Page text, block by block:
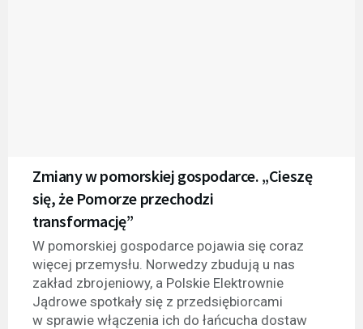
Zmiany w pomorskiej gospodarce. „Cieszę
się, że Pomorze przechodzi
transformację”
W pomorskiej gospodarce pojawia się coraz
więcej przemysłu. Norwedzy zbudują u nas
zakład zbrojeniowy, a Polskie Elektrownie
Jądrowe spotkały się z przedsiębiorcami
w sprawie włączenia ich do łańcucha dostaw